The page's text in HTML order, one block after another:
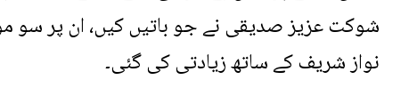
شوکت عزیز صدیقی نے جو باتیں کیں، ان پر سو
نواز شریف کے ساتھ زیادتی کی گئی۔